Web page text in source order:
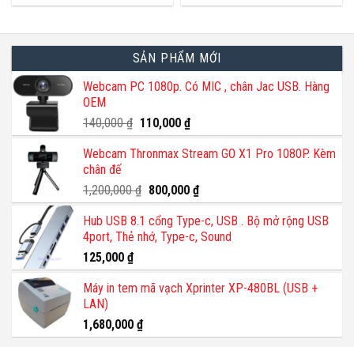
SẢN PHẨM MỚI
Webcam PC 1080p. Có MIC , chân Jac USB. Hàng
OEM
140,000₫ Giá
gốc
là:
110,000 ₫Giá
hiện
tại
110,000 ₫.
Webcam Thronmax Stream GO X1 Pro 1080P. Kèm
chân đế
1,200,000₫ Giá
gốc
là:
1,200,000 ₫.
800,000 ₫Giá
hiện
tại
là:
Hub USB 8.1 cổng Type-c, USB . Bộ mở rộng USB
4port, Thẻ nhớ, Type-c, Sound
125,000 ₫
Máy in tem mã vạch Xprinter XP-480BL (USB +
LAN)
1,680,000 ₫